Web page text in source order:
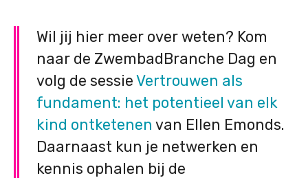
Wil jij hier meer over weten? Kom
naar de ZwembadBranche Dag en
volg de sessie Vertrouwen als
fundament: het potentieel van elk
kind ontketenen van Ellen Emonds.
Daarnaast kun je netwerken en
kennis ophalen bij de